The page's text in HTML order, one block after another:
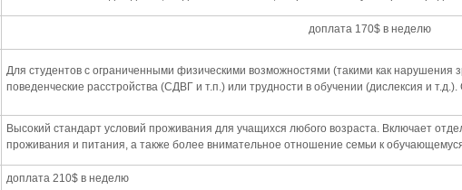
доплата 170$ в неделю
Для студентов с ограниченными физическими возможностями (такими как нарушения
поведенческие расстройства (СДВГ и т.п.) или трудности в обучении (дислексия и
Высокий стандарт условий проживания для учащихся любого возраста. Включает
проживания и питания, а также более внимательное отношение семьи к
доплата 210$ в неделю